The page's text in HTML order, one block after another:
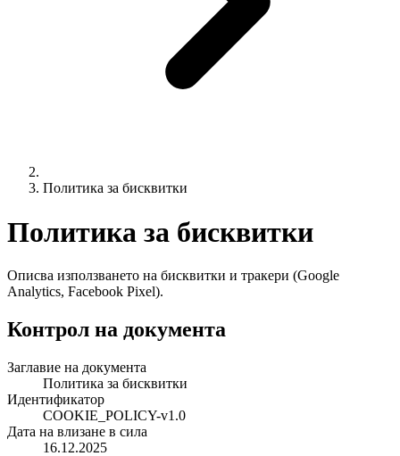
Политика за бисквитки
Политика за бисквитки
Описва използването на бисквитки и тракери (Google
Analytics, Facebook Pixel).
Контрол на документа
Заглавие на документа
Политика за бисквитки
Идентификатор
COOKIE_POLICY-v1.0
Дата на влизане в сила
16.12.2025